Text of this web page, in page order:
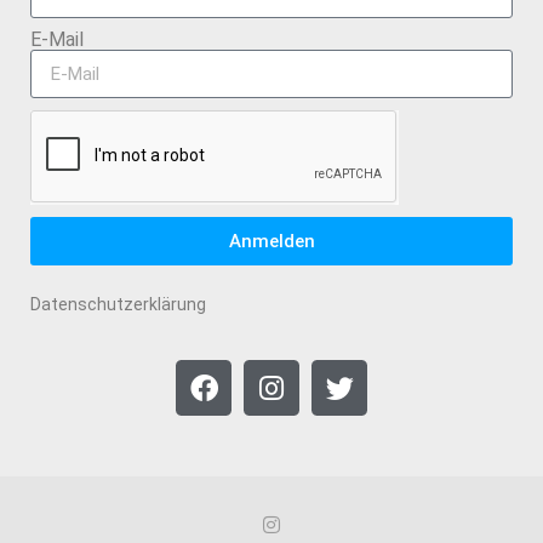
E-Mail
Anmelden
Datenschutzerklärung